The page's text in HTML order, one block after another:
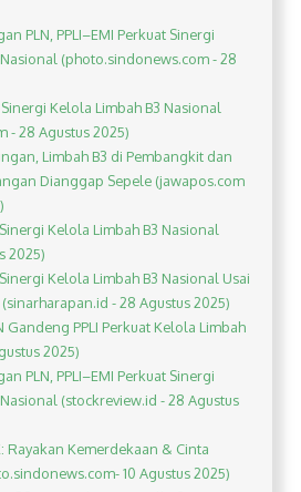
PLN, PPLI–EMI Perkuat Sinergi
(photo.sindonews.com - 28
Sinergi Kelola Limbah B3 Nasional
- 28 Agustus 2025)
Limbah B3 di Pembangkit dan
Dianggap Sepele (jawapos.com
Kelola Limbah B3 Nasional
2025)
Kelola Limbah B3 Nasional Usai
- 28 Agustus 2025)
Gandeng PPLI Perkuat Kelola Limbah
2025)
PLN, PPLI–EMI Perkuat Sinergi
(stockreview.id - 28 Agustus
Rayakan Kemerdekaan & Cinta
10 Agustus 2025)